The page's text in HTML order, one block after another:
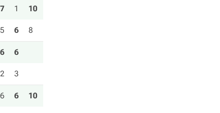
7 1 10
5 6 8
6 6
2 3
6 6 10